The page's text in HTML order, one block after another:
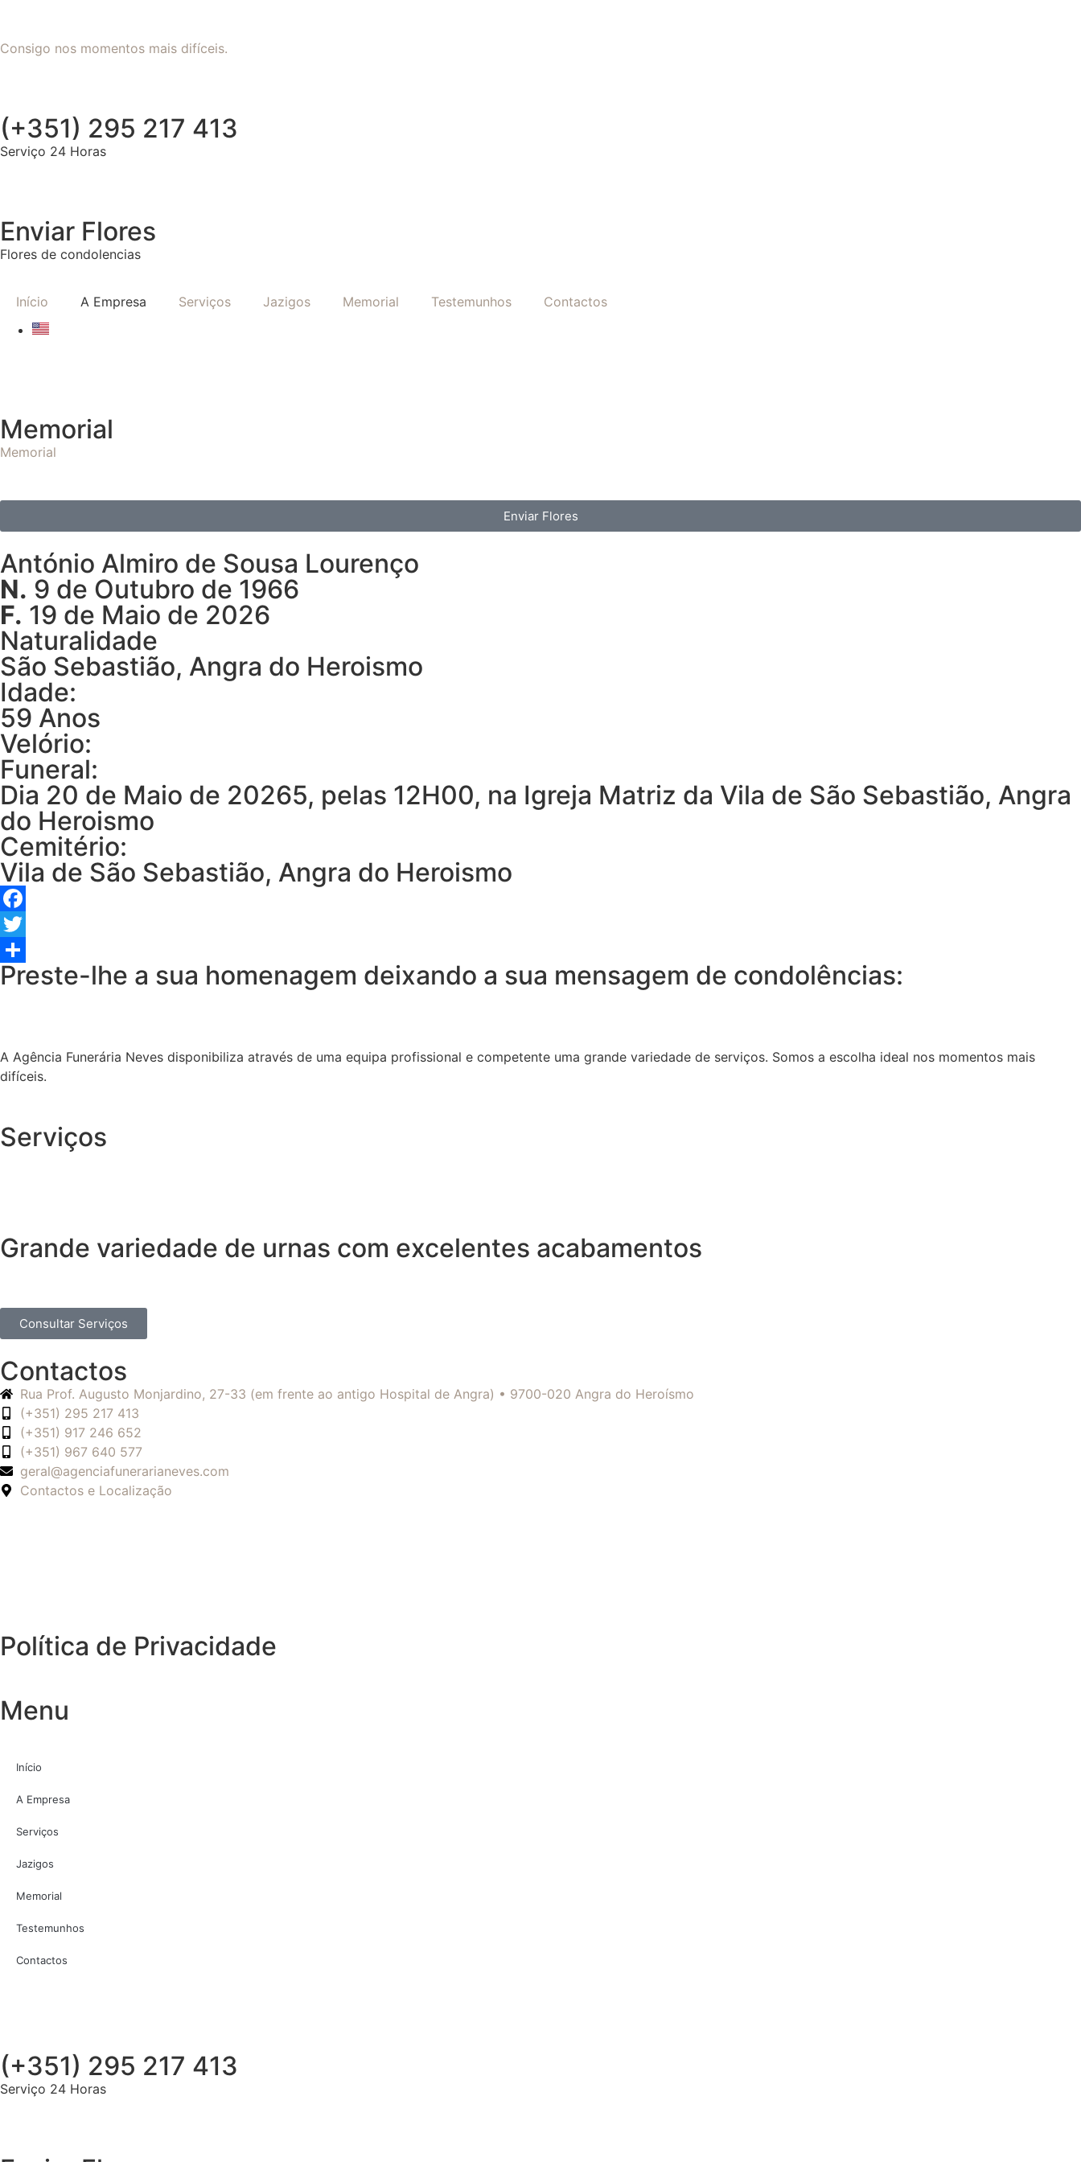
Consigo nos momentos mais difíceis.
(+351) 295 217 413
Serviço 24 Horas
Enviar Flores
Flores de condolencias
Início A Empresa Serviços Jazigos Memorial Testemunhos Contactos
Memorial
Memorial
Enviar Flores
António Almiro de Sousa Lourenço
N. 9 de Outubro de 1966
F. 19 de Maio de 2026
Naturalidade
São Sebastião, Angra do Heroismo
Idade:
59 Anos
Velório:
Funeral:
Dia 20 de Maio de 20265, pelas 12H00, na Igreja Matriz da Vila de São Sebastião, Angra
do Heroismo
Cemitério:
Vila de São Sebastião, Angra do Heroismo
Facebook
Twitter
Share
Preste-lhe a sua homenagem deixando a sua mensagem de condolências:
A Agência Funerária Neves disponibiliza através de uma equipa profissional e competente uma grande variedade de serviços. Somos a escolha ideal nos momentos mais
difíceis.
Serviços
Grande variedade de urnas com excelentes acabamentos
Consultar Serviços
Contactos
Rua Prof. Augusto Monjardino, 27-33 (em frente ao antigo Hospital de Angra) • 9700-020 Angra do Heroísmo
(+351) 295 217 413
(+351) 917 246 652
(+351) 967 640 577
geral@agenciafunerarianeves.com
Contactos e Localização
Política de Privacidade
Menu
Início
A Empresa
Serviços
Jazigos
Memorial
Testemunhos
Contactos
(+351) 295 217 413
Serviço 24 Horas